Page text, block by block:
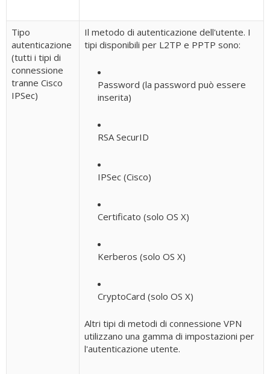
Tipo
autenticazione
(tutti i tipi di
connessione
tranne Cisco
IPSec)
Il metodo di autenticazione dell'utente. I
tipi disponibili per L2TP e PPTP sono:
Password (la password può essere
inserita)
RSA SecurID
IPSec (Cisco)
Certificato (solo OS X)
Kerberos (solo OS X)
CryptoCard (solo OS X)
Altri tipi di metodi di connessione VPN
utilizzano una gamma di impostazioni per
l'autenticazione utente.